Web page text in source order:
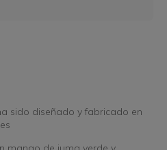
sido diseñado y fabricado en